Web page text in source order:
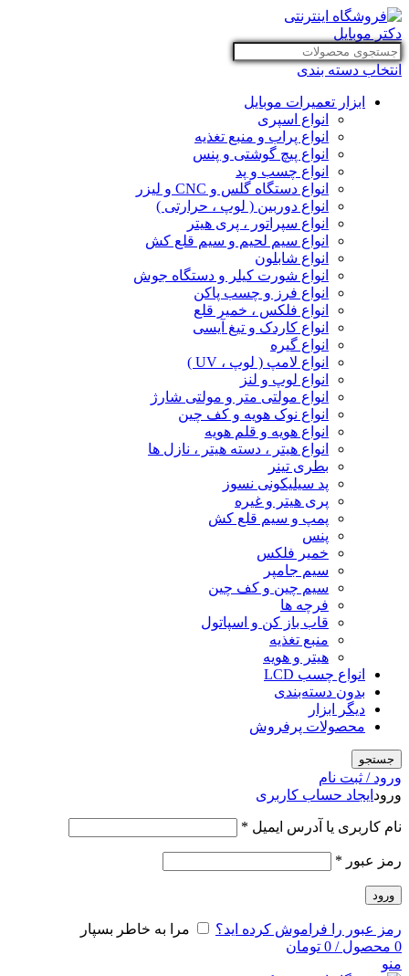
انتخاب دسته بندی
ابزار تعمیرات موبایل
انواع اسپری
انواع پراب و منبع تغذیه
انواع پیچ گوشتی و پنس
انواع چسب و پد
انواع دستگاه گلس و CNC و لیزر
انواع دوربین ( لوپ ، حرارتی )
انواع سپراتور ، پری هیتر
انواع سیم لحیم و سیم قلع کش
انواع شابلون
انواع شورت کیلر و دستگاه جوش
انواع فرز و چسب پاکن
انواع فلکس ، خمیر قلع
انواع کاردک و تیغ آیسی
انواع گیره
انواع لامپ ( لوپ ، UV )
انواع لوپ و لنز
انواع مولتی متر و مولتی شارژ
انواع نوک هویه و کف چین
انواع هویه و قلم هویه
انواع هیتر ، دسته هیتر ، نازل ها
بطری تینر
پد سیلیکونی نسوز
پری هیتر و غیره
پمپ و سیم قلع کش
پنس
خمیر فلکس
سیم جامپر
سیم چین و کف چین
فرچه ها
قاب باز کن و اسپاتول
منبع تغذیه
هیتر و هویه
انواع چسب LCD
بدون دسته‌بندی
دیگر ابزار
محصولات پرفروش
جستجو
ورود / ثبت نام
ورود ایجاد حساب کاربری
نام کاربری یا آدرس ایمیل *
رمز عبور *
ورود
رمز عبور را فراموش کرده اید؟
مرا به خاطر بسپار
0 محصول /
0 تومان
منو